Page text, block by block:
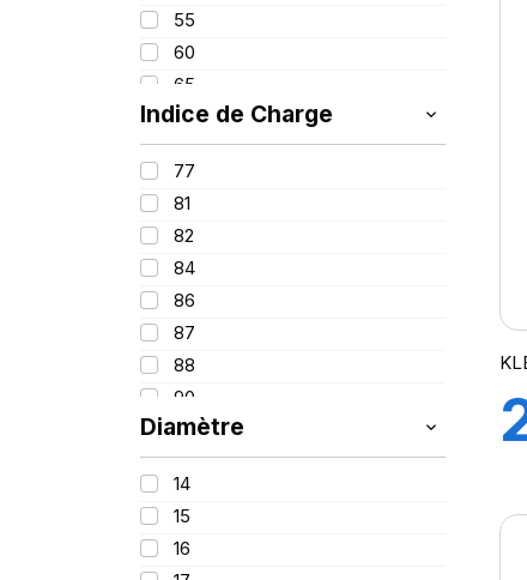
55
60
65
70
75
85
100
Indice de Charge
77
81
82
84
86
87
88
90
91
92
93
94
95
Diamètre
14
15
16